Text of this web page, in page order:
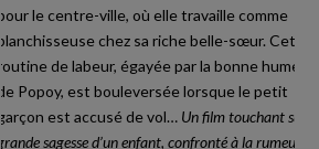
pour le centre-ville, où elle travaille comme
blanchisseuse chez sa riche belle-sœur. Cette
routine de labeur, égayée par la bonne humeur
de Popoy, est bouleversée lorsque le petit
garçon est accusé de vol… Un film touchant sur la
grande sagesse d’un enfant, confronté à la rumeur et